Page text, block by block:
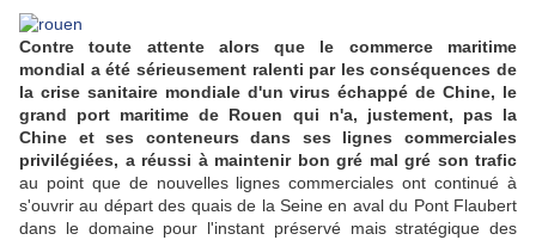
Contre toute attente alors que le commerce maritime
mondial a été sérieusement ralenti par les conséquences de
la crise sanitaire mondiale d'un virus échappé de Chine, le
grand port maritime de Rouen qui n'a, justement, pas la
Chine et ses conteneurs dans ses lignes commerciales
privilégiées, a réussi à maintenir bon gré mal gré son trafic
au point que de nouvelles lignes commerciales ont continué à
s'ouvrir au départ des quais de la Seine en aval du Pont Flaubert
dans le domaine pour l'instant préservé mais stratégique des